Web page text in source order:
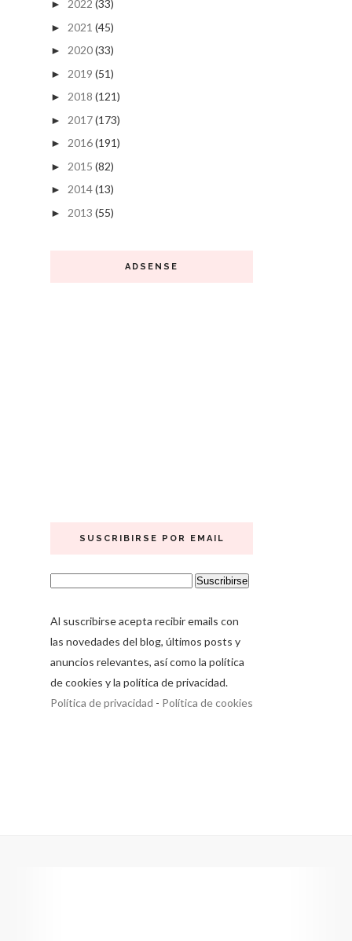
► 2022 (33)
► 2021 (45)
► 2020(33)
► 2019 (51)
► 2018 (121)
► 2017(173)
► 2016(191)
► 2015 (82)
► 2014(13)
► 2013 (55)
ADSENSE
SUSCRIBIRSE POR EMAIL
Al suscribirse acepta recibir emails con
las novedades del blog, últimos posts y
anuncios relevantes, así como la política
de cookies y la política de privacidad.
Política de privacidad - Política de cookies